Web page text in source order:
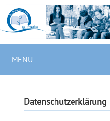
MENÜ
Datenschutzerklärung